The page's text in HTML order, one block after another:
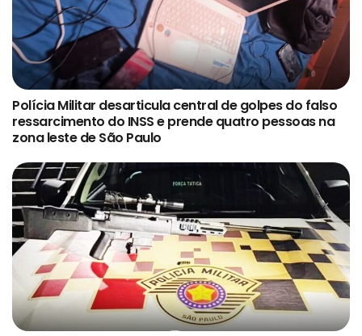
Polícia Militar desarticula central de golpes do falso
ressarcimento do INSS e prende quatro pessoas na
zona leste de São Paulo